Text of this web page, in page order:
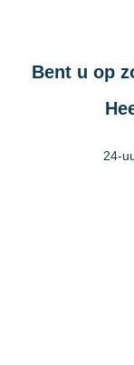
Bent u op
24-